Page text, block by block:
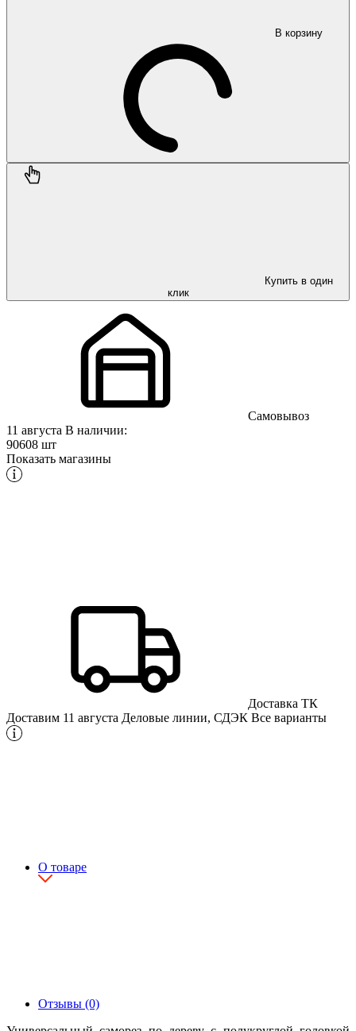
В корзину
Купить в один
клик
Самовывоз
11 августа В наличии:
90608 шт
Показать магазины
Доставка ТК
Доставим 11 августа Деловые линии, СДЭК Все варианты
О товаре
Отзывы (0)